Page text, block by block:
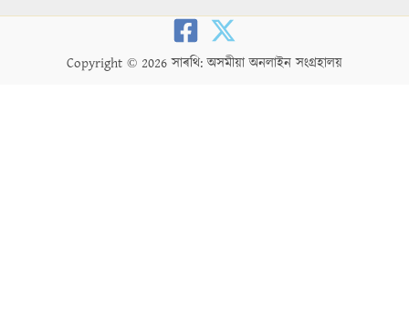
Copyright © 2026 সাৰথি: অসমীয়া অনলাইন সংগ্ৰহালয়